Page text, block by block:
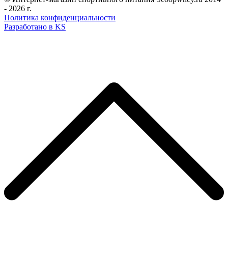
- 2026 г.
Политика конфиденциальности
Разработано в KS